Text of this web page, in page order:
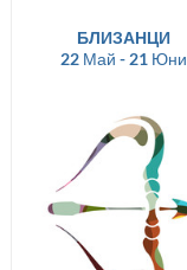
БЛИЗАНЦИ
22 Май - 21 Юни